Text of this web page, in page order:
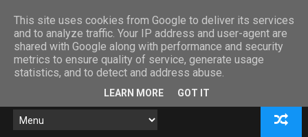
This site uses cookies from Google to deliver its services
and to analyze traffic. Your IP address and user-agent are
shared with Google along with performance and security
metrics to ensure quality of service, generate usage
statistics, and to detect and address abuse.
LEARN MORE GOT IT